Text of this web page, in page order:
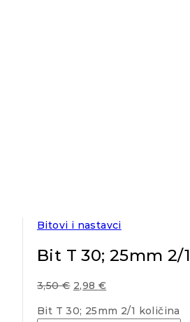
Bitovi i nastavci
Bit T 30; 25mm 2/1
3,50€ 2,98 €
Bit T 30; 25mm 2/1 količina